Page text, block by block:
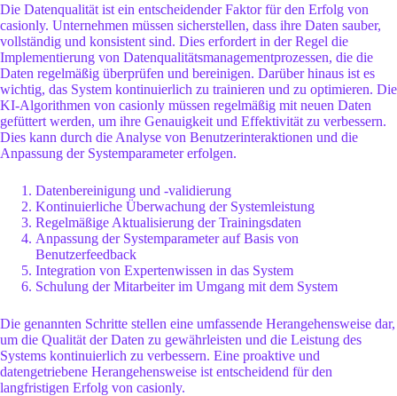
Die Datenqualität ist ein entscheidender Faktor für den Erfolg von
casionly. Unternehmen müssen sicherstellen, dass ihre Daten sauber,
vollständig und konsistent sind. Dies erfordert in der Regel die
Implementierung von Datenqualitätsmanagementprozessen, die die
Daten regelmäßig überprüfen und bereinigen. Darüber hinaus ist es
wichtig, das System kontinuierlich zu trainieren und zu optimieren. Die
KI-Algorithmen von casionly müssen regelmäßig mit neuen Daten
gefüttert werden, um ihre Genauigkeit und Effektivität zu verbessern.
Dies kann durch die Analyse von Benutzerinteraktionen und die
Anpassung der Systemparameter erfolgen.
Datenbereinigung und -validierung
Kontinuierliche Überwachung der Systemleistung
Regelmäßige Aktualisierung der Trainingsdaten
Anpassung der Systemparameter auf Basis von
Benutzerfeedback
Integration von Expertenwissen in das System
Schulung der Mitarbeiter im Umgang mit dem System
Die genannten Schritte stellen eine umfassende Herangehensweise dar,
um die Qualität der Daten zu gewährleisten und die Leistung des
Systems kontinuierlich zu verbessern. Eine proaktive und
datengetriebene Herangehensweise ist entscheidend für den
langfristigen Erfolg von casionly.